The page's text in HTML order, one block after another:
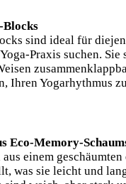
Blocks
sind⁢ ideal für
Praxis suchen. Sie
⁣Ihren Yogarhythmus
Eco-Memory-
einem
was sie leicht und